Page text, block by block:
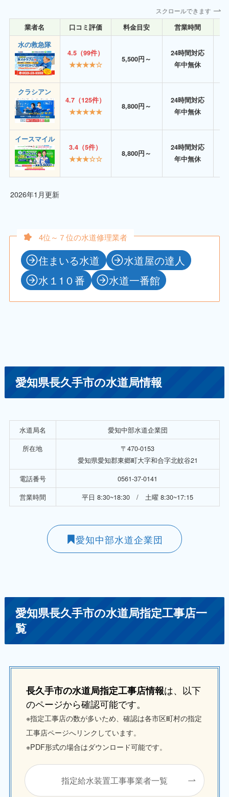
スクロールできます
業者名 口コミ評価 料金目安 営業時間
水の救急隊
4.5（99件）
★★★★☆
5,500円～
24時間対応
年中無休
クラシアン
4.7（125件）
★★★★★
8,800円～
24時間対応
年中無休
イースマイル
3.4（5件）
★★★☆☆
8,800円～
24時間対応
年中無休
2026年1月更新
4位～７位の水道修理業者
住まいる水道
水道屋の達人
水１1０番
水道一番館
愛知県長久手市の水道局情報
水道局名
愛知中部水道企業団
所在地
〒470-0153
愛知県愛知郡東郷町大字和合字北蚊谷21
電話番号
0561-37-0141
営業時間
平日 8:30~18:30 / 土曜 8:30~17:15
愛知中部水道企業団
愛知県長久手市の水道局指定工事店一
覧
長久手市の水道局指定工事店情報は、以下
のページから確認可能です。
※指定工事店の数が多いため、確認は各市区町村の指定
工事店ページへリンクしています。
※PDF形式の場合はダウンロード可能です。
指定給水装置工事事業者一覧